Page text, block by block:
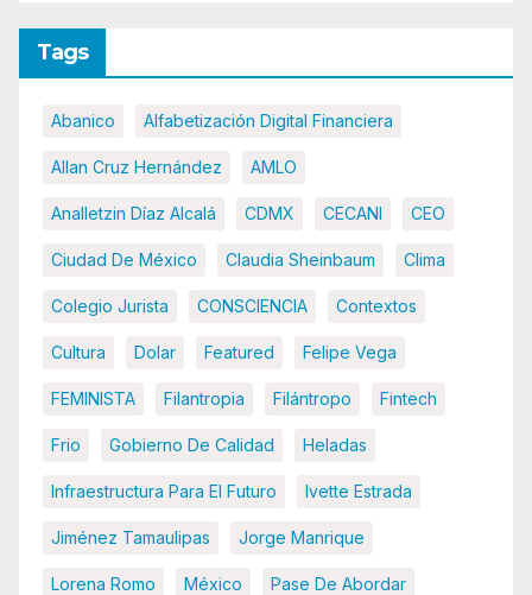
Tags
Abanico Alfabetización Digital Financiera
Allan Cruz Hernández AMLO
Analletzin Díaz Alcalá CDMX CECANI CEO
Ciudad De México Claudia Sheinbaum Clima
Colegio Jurista CONSCIENCIA Contextos
Cultura Dolar Featured Felipe Vega
FEMINISTA Filantropia Filántropo Fintech
Frio Gobierno De Calidad Heladas
Infraestructura Para El Futuro Ivette Estrada
Jiménez Tamaulipas Jorge Manrique
Lorena Romo México Pase De Abordar